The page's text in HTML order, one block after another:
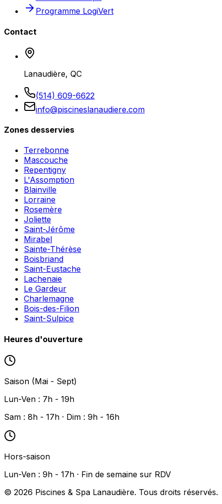
Programme LogiVert
Contact
Lanaudière, QC
(514) 609-6622
info@piscineslanaudiere.com
Zones desservies
Terrebonne
Mascouche
Repentigny
L'Assomption
Blainville
Lorraine
Rosemère
Joliette
Saint-Jérôme
Mirabel
Sainte-Thérèse
Boisbriand
Saint-Eustache
Lachenaie
Le Gardeur
Charlemagne
Bois-des-Filion
Saint-Sulpice
Heures d'ouverture
Saison (Mai - Sept)
Lun-Ven : 7h - 19h
Sam : 8h - 17h · Dim : 9h - 16h
Hors-saison
Lun-Ven : 9h - 17h · Fin de semaine sur RDV
© 2026 Piscines & Spa Lanaudière. Tous droits réservés.